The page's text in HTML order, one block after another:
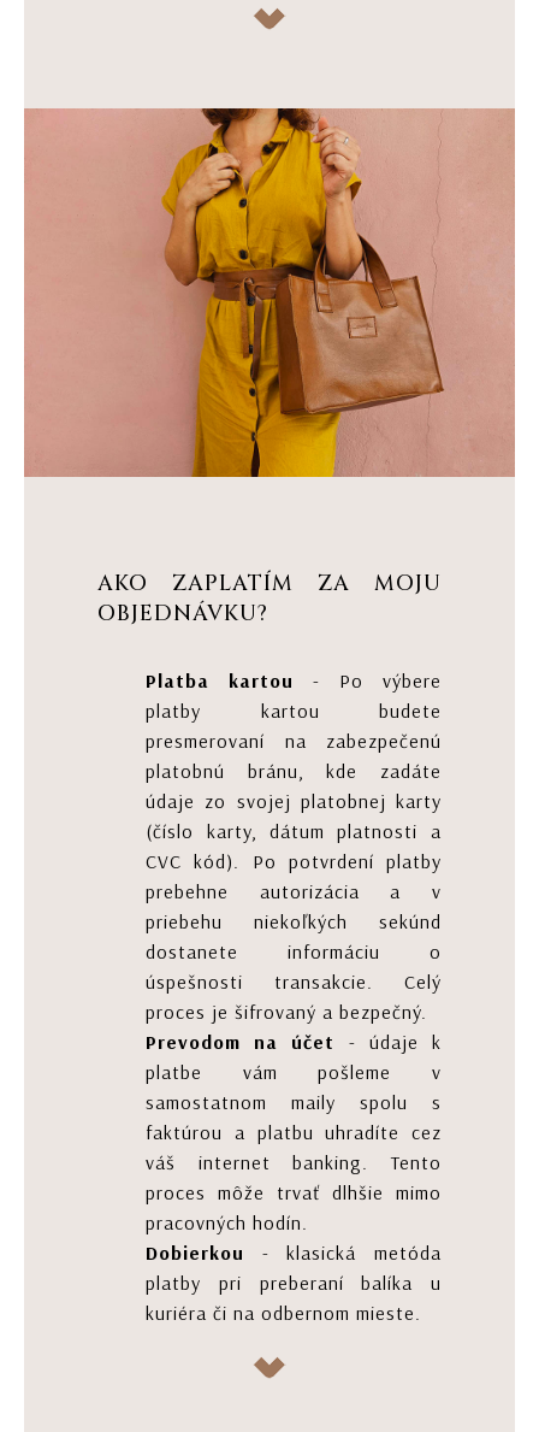
AKO ZAPLATÍM ZA MOJU
OBJEDNÁVKU?
Platba kartou
- Po výbere
platby kartou budete
presmerovaní na zabezpečenú
platobnú bránu, kde zadáte
údaje zo svojej platobnej karty
(číslo karty, dátum platnosti a
CVC kód). Po potvrdení platby
prebehne autorizácia a v
priebehu niekoľkých sekúnd
dostanete informáciu o
úspešnosti transakcie. Celý
proces je šifrovaný a bezpečný.
Prevodom na účet - údaje k
platbe vám pošleme v
samostatnom maily spolu s
faktúrou a platbu uhradíte cez
váš internet banking. Tento
proces môže trvať dlhšie mimo
pracovných hodín.
Dobierkou
- klasická metóda
platby pri preberaní balíka u
kuriéra či na odbernom mieste.